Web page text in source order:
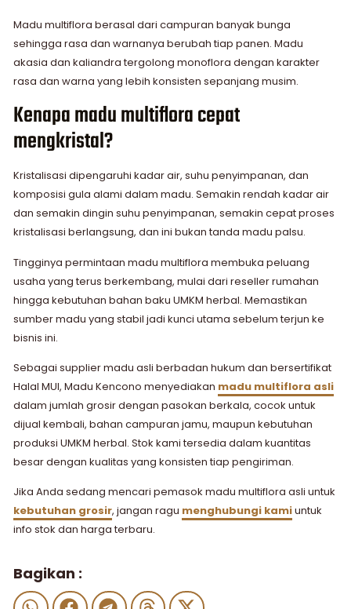
Madu multiflora berasal dari campuran banyak bunga
sehingga rasa dan warnanya berubah tiap panen. Madu
akasia dan kaliandra tergolong monoflora dengan karakter
rasa dan warna yang lebih konsisten sepanjang musim.
Kenapa madu multiflora cepat
mengkristal?
Kristalisasi dipengaruhi kadar air, suhu penyimpanan, dan
komposisi gula alami dalam madu. Semakin rendah kadar air
dan semakin dingin suhu penyimpanan, semakin cepat proses
kristalisasi berlangsung, dan ini bukan tanda madu palsu.
Tingginya permintaan madu multiflora membuka peluang
usaha yang terus berkembang, mulai dari reseller rumahan
hingga kebutuhan bahan baku UMKM herbal. Memastikan
sumber madu yang stabil jadi kunci utama sebelum terjun ke
bisnis ini.
Sebagai supplier madu asli berbadan hukum dan bersertifikat
Halal MUI, Madu Kencono menyediakan madu multiflora asli
dalam jumlah grosir dengan pasokan berkala, cocok untuk
dijual kembali, bahan campuran jamu, maupun kebutuhan
produksi UMKM herbal. Stok kami tersedia dalam kuantitas
besar dengan kualitas yang konsisten tiap pengiriman.
Jika Anda sedang mencari pemasok madu multiflora asli untuk
kebutuhan grosir, jangan ragu menghubungi kamiuntuk
info stok dan harga terbaru.
Bagikan :